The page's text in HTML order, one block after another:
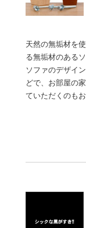
天然の無垢材を
る無垢材のある
ソファのデザイ
どで、お部屋の
ていただくのも